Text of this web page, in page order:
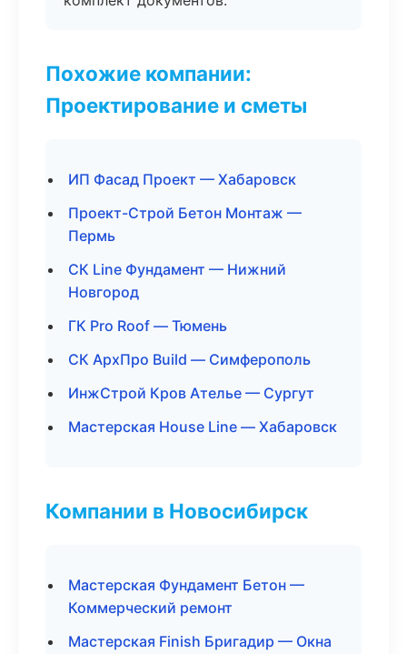
Похожие компании:
Проектирование и сметы
ИП Фасад Проект — Хабаровск
Проект-Строй Бетон Монтаж —
Пермь
СК Line Фундамент — Нижний
Новгород
ГК Pro Roof — Тюмень
СК АрхПро Build — Симферополь
ИнжСтрой Кров Ателье — Сургут
Мастерская House Line — Хабаровск
Компании в Новосибирск
Мастерская Фундамент Бетон —
Коммерческий ремонт
Мастерская Finish Бригадир — Окна